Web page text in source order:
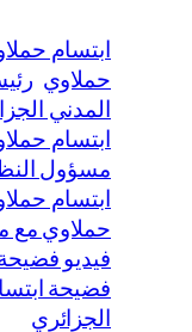
ابتسام
حملاوي
المدني
ابتسام
مسؤول
ابتسام
حملاوي مع
فيديو
فضيحة
الجزائري